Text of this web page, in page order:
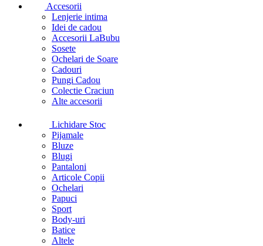
Accesorii
Lenjerie intima
Idei de cadou
Accesorii LaBubu
Sosete
Ochelari de Soare
Cadouri
Pungi Cadou
Colectie Craciun
Alte accesorii
Lichidare Stoc
Pijamale
Bluze
Blugi
Pantaloni
Articole Copii
Ochelari
Papuci
Sport
Body-uri
Batice
Altele